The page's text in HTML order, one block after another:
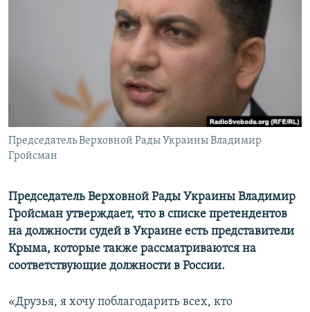
ПРОПАВШИЕ БЕЗ ВЕСТИ
ПОБЕДИТЕЛЕЙ НЕ СУДЯТ?
УКРАИНСКАЯ ПРОБЛЕМА КРЫМА
Все сайты RFE/RL
Председатель Верховной Рады Украины Владимир
Гройсман
Председатель Верховной Рады Украины Владимир
Гройсман утверждает, что в списке претендентов
на должности судей в Украине есть представители
Крыма, которые также рассматриваются на
соответствующие должности в России.
«Друзья, я хочу поблагодарить всех, кто